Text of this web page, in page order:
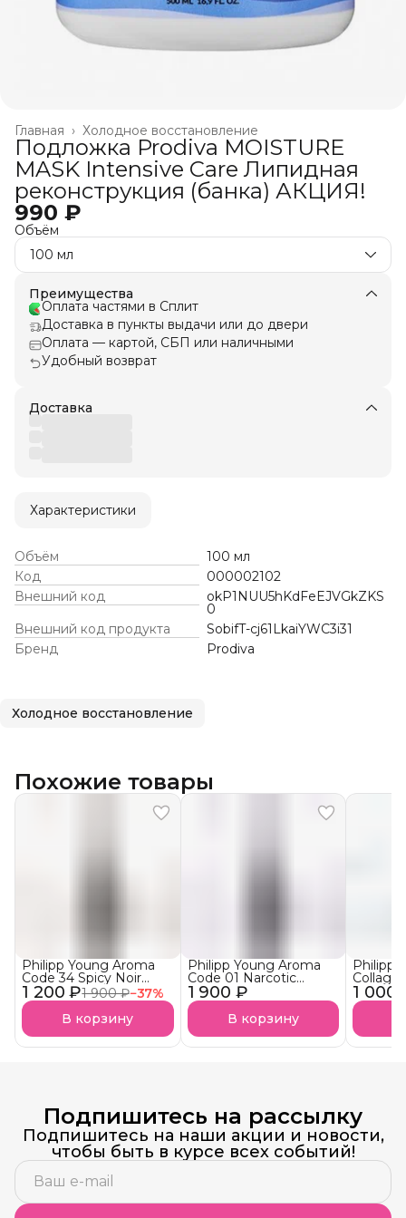
Холодное восстановление
Главная ›
Подложка Prodiva MOISTURE
MASK Intensive Care Липидная
реконструкция (банка) АКЦИЯ!
990 ₽
Объём
100 мл
Преимущества
Оплата частями в Сплит
Доставка в пункты выдачи или до двери
Оплата — картой, СБП или наличными
Удобный возврат
Доставка
Характеристики
Объём
100 мл
Код
000002102
Внешний код
okP1NUU5hKdFeEJVGkZKS
0
Внешний код продукта
SobifT-cj61LkaiYWC3i31
Бренд
Prodiva
Холодное восстановление
Похожие товары
1 200 ₽1 900 ₽−37%
Philipp Young Aroma
Code 34 Spicy Noir
Арома-Бустер Пряный
нуар АКЦИЯ!
В корзину
1 900 ₽
Philipp Young Aroma
Code 01 Narcotic
Blossom Арома-
Бустер
Наркотический
Цветок
В корзину
1 000
Philipp
Ultra
Подпишитесь на рассылку
Подпишитесь на наши акции и новости,
чтобы быть в курсе всех событий!